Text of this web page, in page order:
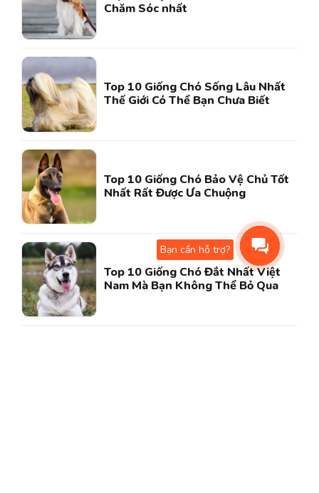
Bạn cần hỗ trợ?
Chăm Sóc nhất
Top 10 Giống Chó Sống Lâu Nhất
Thế Giới Có Thể Bạn Chưa Biết
Top 10 Giống Chó Bảo Vệ Chủ Tốt
Nhất Rất Được Ưa Chuộng
Top 10 Giống Chó Đắt Nhất Việt
Nam Mà Bạn Không Thể Bỏ Qua